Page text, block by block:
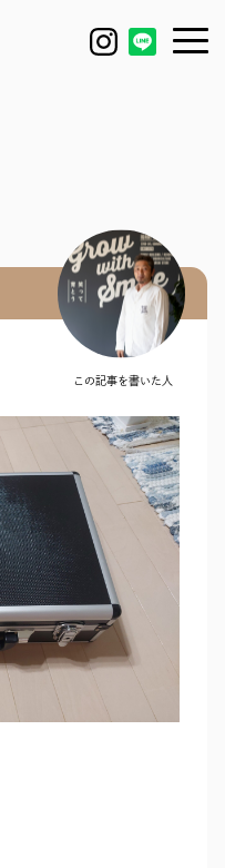
MODEL HOUSE
IGARI FARM
SOBA
BY MYSELF
約
この記事を書いた人